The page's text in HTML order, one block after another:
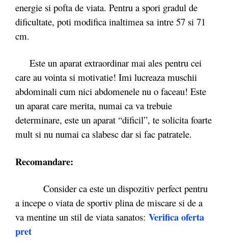
energie si pofta de viata. Pentru a spori gradul de
dificultate, poti modifica inaltimea sa intre 57 si 71
cm.
Este un aparat extraordinar mai ales pentru cei
care au vointa si motivatie! Imi lucreaza muschii
abdominali cum nici abdomenele nu o faceau! Este
un aparat care merita, numai ca va trebuie
determinare, este un aparat “dificil”, te solicita foarte
mult si nu numai ca slabesc dar si fac patratele.
Recomandare:
Consider ca este un dispozitiv perfect pentru
a incepe o viata de sportiv plina de miscare si de a
va mentine un stil de viata sanatos: Verifica oferta
pret